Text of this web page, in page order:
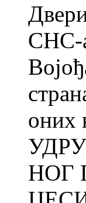
СНС-
оних
НОГ